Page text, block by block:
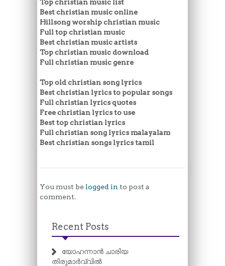
Top christian music list
Best christian music online
Hillsong worship christian music
Full top christian music
Best christian music artists
Top christian music download
Full christian music genre
Top old christian song lyrics
Best christian lyrics to popular songs
Full christian lyrics quotes
Free christian lyrics to use
Best top christian lyrics
Full christian song lyrics malayalam
Best christian songs lyrics tamil
You must be logged in to post a
comment.
Recent Posts
യോഹന്നാൻ ചാരിയ
തിരുമാർവ്വിൽ